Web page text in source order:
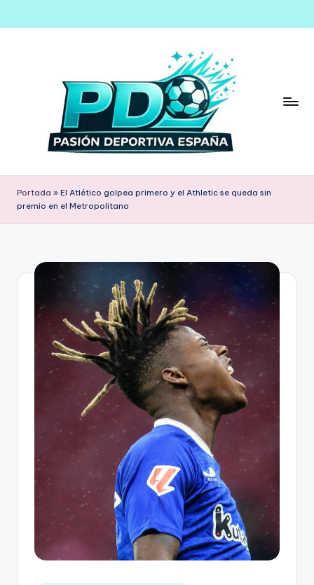
Saltar
Portada » El Atlético golpea primero y el Athletic se queda sin
premio en el Metropolitano